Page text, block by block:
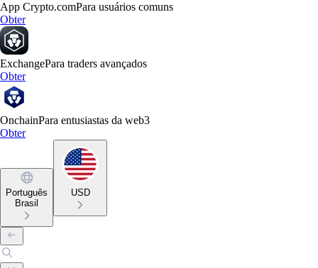
App Crypto.comPara usuários comuns
Obter
ExchangePara traders avançados
Obter
OnchainPara entusiastas da web3
Obter
Português
Brasil
USD